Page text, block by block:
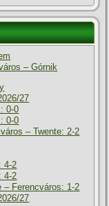
– Górnik
27
0-0
0-0
– Twente: 2-2
4-2
4-2
– Ferencváros: 1-2
27